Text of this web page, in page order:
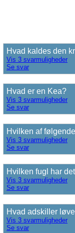
Hvad kaldes den
Vis 3 svarmuligheder
Se svar
Hvad er en Kea?
Vis 3 svarmuligheder
Se svar
Hvilken af
Vis 3 svarmuligheder
Se svar
Hvilken fugl har
Vis 3 svarmuligheder
Se svar
Hvad adskiller
Vis 3 svarmuligheder
Se svar